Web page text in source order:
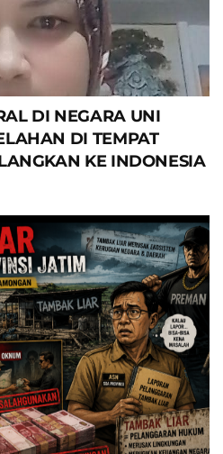
DI NEGARA UNI
DI TEMPAT
KE INDONESIA